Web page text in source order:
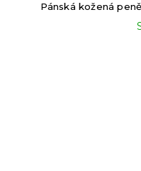
Pánská kožená